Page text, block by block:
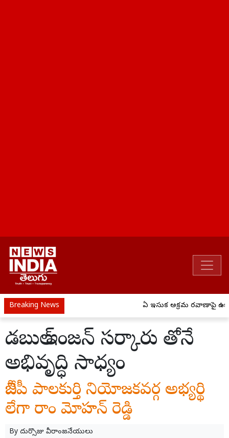
Breaking News ఏపీ ఇసుక అక్రమ రవాణాపై
డబుల్ ఇంజన్ సర్కారు తోనే
అభివృద్ధి సాధ్యం
బీజేపీ పాలకుర్తి నియోజకవర్గ అభ్యర్థి
లేగా రాం మోహన్ రెడ్డి
By దుర్సొజు వీరాంజనేయులు